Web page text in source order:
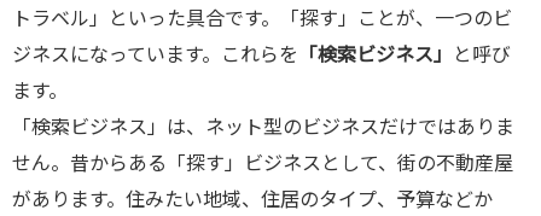
トラベル」といった具合です。「探す」ことが、一つのビ
ジネスになっています。これらを
「検索ビジネス」
と呼び
ます。
「検索ビジネス」は、ネット型のビジネスだけではありま
せん。昔からある「探す」ビジネスとして、街の不動産屋
があります。住みたい地域、住居のタイプ、予算などか